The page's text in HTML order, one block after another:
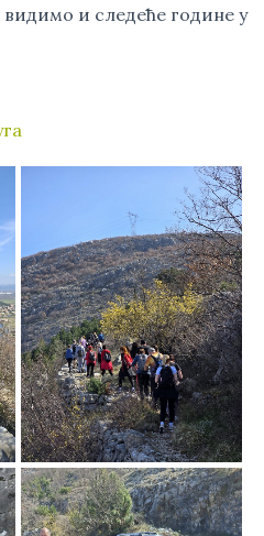
видимо и следеће године у